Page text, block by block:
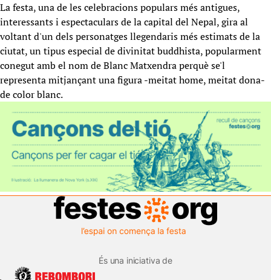
La festa, una de les celebracions populars més antigues,
interessants i espectaculars de la capital del Nepal, gira al
voltant d'un dels personatges llegendaris més estimats de la
ciutat, un tipus especial de divinitat buddhista, popularment
conegut amb el nom de Blanc Matxendra perquè se'l
representa mitjançant una figura -meitat home, meitat dona-
de color blanc.
És una iniciativa de